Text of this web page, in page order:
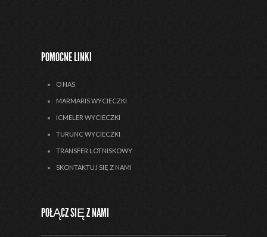
POMOCNE LINKI
O NAS
MARMARIS WYCIECZKI
ICMELER WYCIECZKI
TURUNC WYCIECZKI
TRANSFER LOTNISKOWY
SKONTAKTUJ SIĘ Z NAMI
POŁĄCZ SIĘ Z NAMI